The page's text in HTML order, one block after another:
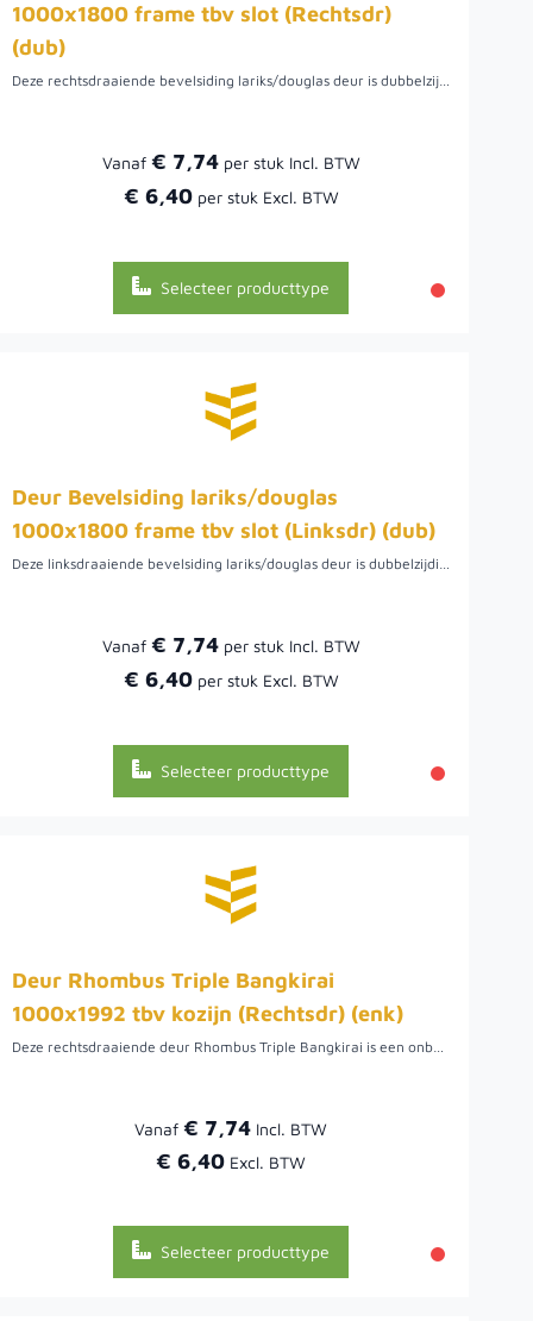
1000x1800 frame tbv slot (Rechtsdr)
(dub)
Deze rechtsdraaiende bevelsiding lariks/douglas deur is dubbelzijdig bekleed maar ook enkelzijdig leverbaar. Doordat de lariks/douglas bevelsiding horizontaal toegepast is en dus taps toeloopt, is het een uitstekende oplossing voor goede afwatering.
Vanaf € 7,74
€ 6,40
Selecteer producttype
Deur Bevelsiding lariks/douglas
1000x1800 frame tbv slot (Linksdr) (dub)
Deze linksdraaiende bevelsiding lariks/douglas deur is dubbelzijdig bekleed maar ook enkelzijdig leverbaar. Doordat de lariks/douglas bevelsiding horizontaal toegepast is en dus taps toeloopt, is het een uitstekende oplossing voor goede afwatering.
Vanaf € 7,74
€ 6,40
Selecteer producttype
Deur Rhombus Triple Bangkirai
1000x1992 tbv kozijn (Rechtsdr) (enk)
Deze rechtsdraaiende deur Rhombus Triple Bangkirai is een onbehandeld houtsoort met goede mechanische eigenschappen en duurzaamheid, een geschikte houtsoort voor toepassingen buiten. De deur is enkelzijdig bekleed met deze triple rhombusplanken maar kan ook dubbelzijdig bekleed geleverd worden.
Vanaf € 7,74
€ 6,40
Selecteer producttype